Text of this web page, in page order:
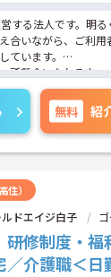
率が90パーセント以
理な長時間勤務が発
て施設内でのケアを
5時間から7時間程度
してお休みとなるシ
かりと休息を取りな
プ＞
に反映されるためモ
主任などのマネジメ
り、腰を据えて長期
する法人です。明る
合いながら、ご利用
ています。
所懸命になれる方・
方を歓迎しています
策ポイントなど、さ
でお気軽にご相談く
無料 紹
住）
ドエイジ白子
研修制度・
介護職＜日